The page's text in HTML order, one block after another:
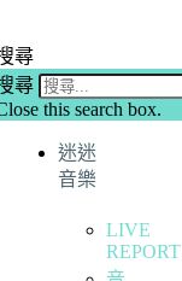
尋
尋
this search box.
迷迷
音樂
LIVE
REPORT